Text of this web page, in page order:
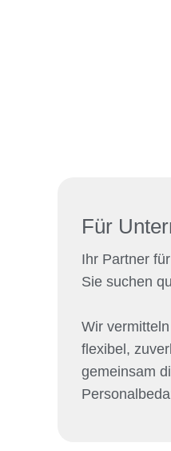
Für
Ihr Partner
Sie suchen
Wir
flexibel,
gemeinsam